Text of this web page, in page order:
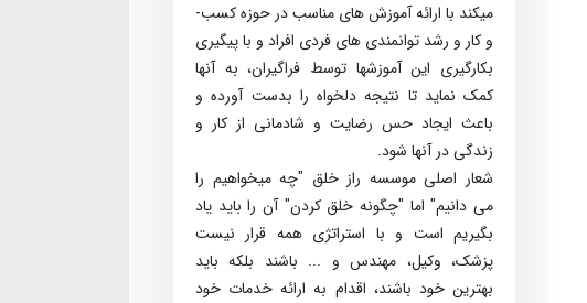
می­کند با ارائه آموزش­ های مناسب در حوزه کسب­
و کار و رشد توانمندی ­های فردی افراد و با پیگیری
بکارگیری این آموزش­ها توسط فراگیران، به آنها
کمک نماید تا نتیجه دلخواه را بدست آورده و
باعث ایجاد حس رضایت و شادمانی از کار و
زندگی در آنها شود.
شعار اصلی موسسه راز خلق "چه می­خواهیم را
می­ دانیم" اما "چگونه خلق کردن" آن را باید یاد
بگیریم است و با استراتژی همه قرار نیست
پزشک، وکیل، مهندس و ... باشند بلکه باید
بهترین خود باشند، اقدام به ارائه خدمات خود